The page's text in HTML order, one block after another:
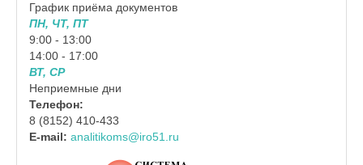
График приёма документов
ПН, ЧТ, ПТ
9:00 - 13:00
14:00 - 17:00
ВТ, СР
Неприемные дни
Телефон:
8 (8152) 410-433
E-mail: analitikoms@iro51.ru